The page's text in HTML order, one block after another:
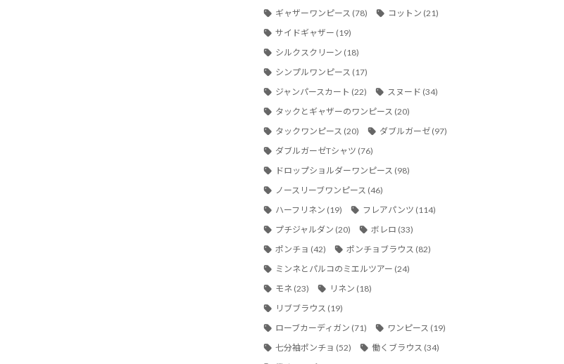
ギャザーワンピース (78) コットン (21)
サイドギャザー (19)
シルクスクリーン (18)
シンプルワンピース (17)
ジャンパースカート (22) スヌード (34)
タックとギャザーのワンピース (20)
タックワンピース (20) ダブルガーゼ (97)
ダブルガーゼTシャツ (76)
ドロップショルダーワンピース (98)
ノースリーブワンピース (46)
ハーフリネン (19) フレアパンツ (114)
プチジャルダン (20) ボレロ (33)
ポンチョ (42) ポンチョブラウス (82)
ミンネとパルコのミエルツアー (24)
モネ(23) リネン (18)
リブブラウス (19)
ローブカーディガン (71) ワンピース (19)
七分袖ポンチョ (52) 働くブラウス (34)